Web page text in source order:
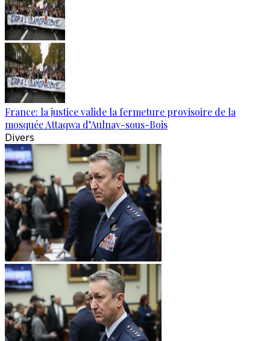
France: la justice valide la fermeture provisoire de la
mosquée Attaqwa d’Aulnay-sous-Bois
Divers